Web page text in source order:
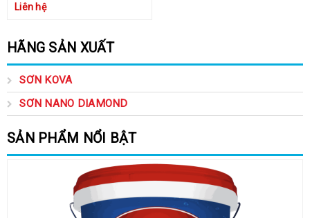
HÃNG SẢN XUẤT
SƠN KOVA
SƠN NANO DIAMOND
SẢN PHẨM NỔI BẬT
Liên hệ